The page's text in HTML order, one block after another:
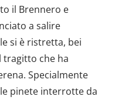
il Brennero e
a salire
si è ristretta, bei
tragitto che ha
Specialmente
pinete interrotte da